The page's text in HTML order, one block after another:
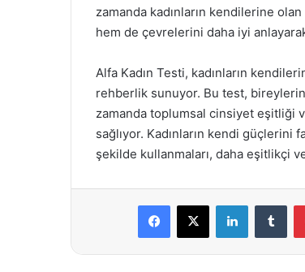
zamanda kadınların kendilerine
hem de çevrelerini daha iyi
Alfa Kadın Testi, kadınların
rehberlik sunuyor. Bu test,
zamanda toplumsal cinsiyet eşitliği
sağlıyor. Kadınların kendi
şekilde kullanmaları, daha eşitlikçi
Facebook
X LinkedIn